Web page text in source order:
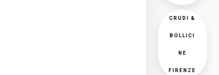
CRUDI &
BOLLICI
NE
FIRENZE